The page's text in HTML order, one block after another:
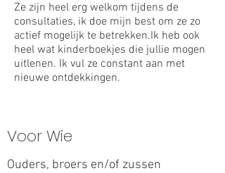
Ze zijn heel erg welkom tijdens de
consultaties, ik doe mijn best om ze zo
actief mogelijk te betrekken.Ik heb ook
heel wat kinderboekjes die jullie mogen
uitlenen. Ik vul ze constant aan met
nieuwe ontdekkingen.
Voor Wie
Ouders, broers en/of zussen